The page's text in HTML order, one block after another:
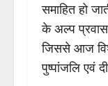
समाहित हो
के अल्प
जिससे आज
पुष्पांजलि एवं